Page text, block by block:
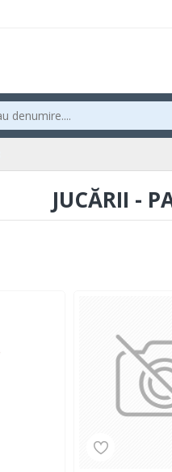
JUCĂRII -